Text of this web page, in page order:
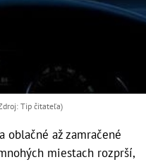
Tip čitateľa)
oblačné až zamračené
miestach rozprší,